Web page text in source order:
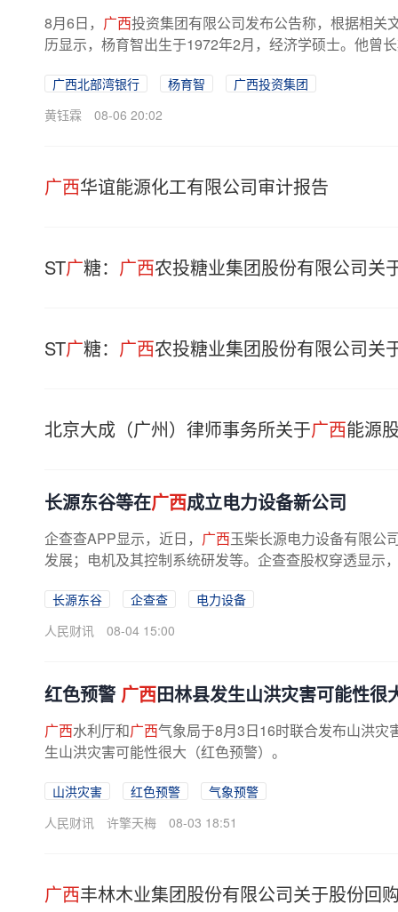
8月6日， 广西投资集团有限公司发布公告称，根据相关
历显示，杨育智出生于1972年2月，经济学硕士。他曾
广西北部湾银行 杨育智
广西投资集团
黄钰霖
08-06 20:02
广西华谊能源化工有限公司审计报告
ST广糖： 广西农投糖业集团股份有限公司关
ST广糖： 广西农投糖业集团股份有限公司关
北京大成（广州）律师事务所关于广西能源
长源东谷等在广西成立电力设备新公司
企查查APP显示，近日， 广西玉柴长源电力设备有限公
发展；电机及其控制系统研发等。企查查股权穿透显示
长源东谷 企查查
电力设备
人民财讯
08-04 15:00
红色预警 广西田林县发生山洪灾害可能性很
广西水利厅和广西气象局于8月3日16时联合发布山洪
生山洪灾害可能性很大（红色预警）。
山洪灾害 红色预警
气象预警
人民财讯
许擎天梅 08-03 18:51
广西丰林木业集团股份有限公司关于股份回